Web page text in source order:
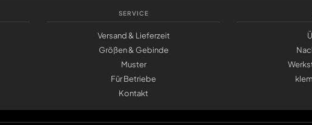
SERVICE
Versand & Lieferzeit
Größen & Gebinde
Muster
Für Betriebe
Kontakt